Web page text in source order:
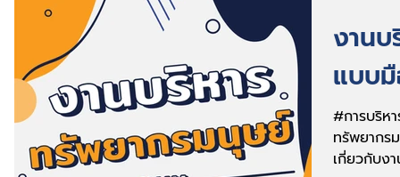
งาน
แบบ
#การบริห
ทรัพยากร
เกี่ยวกับง